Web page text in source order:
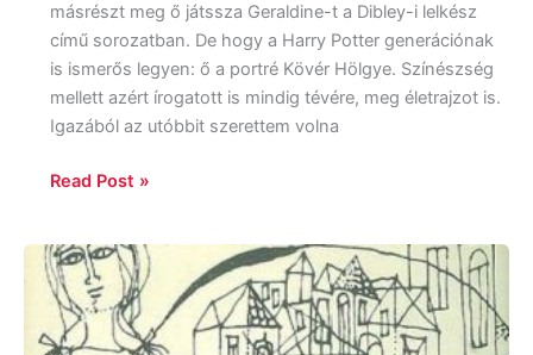
másrészt meg ő játssza Geraldine-t a Dibley-i lelkész
című sorozatban. De hogy a Harry Potter generációnak
is ismerős legyen: ő a portré Kövér Hölgye. Színészség
mellett azért írogatott is mindig tévére, meg életrajzot is.
Igazából az utóbbit szerettem volna
Read Post »
Henry
James:
A
csavar